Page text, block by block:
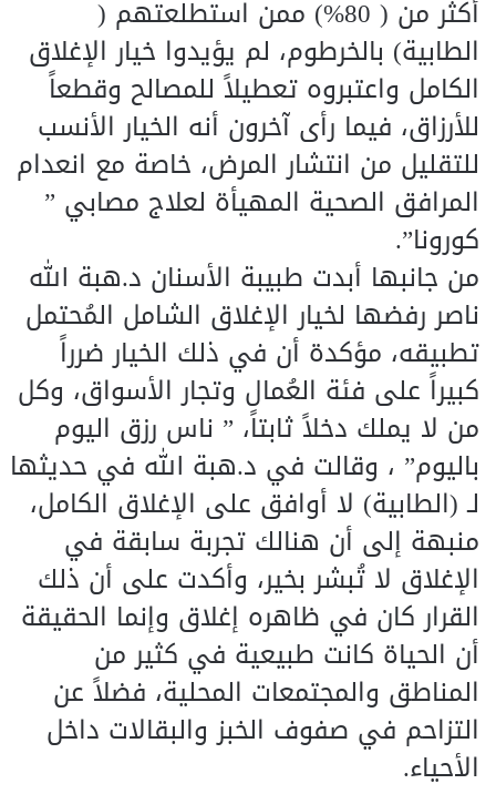
أكثر من ( 80%) ممن استطلعتهم (
الطابية) بالخرطوم، لم يؤيدوا خيار الإغلاق
الكامل واعتبروه تعطيلاً للمصالح وقطعاً
للأرزاق، فيما رأى آخرون أنه الخيار الأنسب
للتقليل من انتشار المرض، خاصة مع انعدام
المرافق الصحية المهيأة لعلاج مصابي ”
كورونا”.
من جانبها أبدت طبيبة الأسنان د.هبة الله
ناصر رفضها لخيار الإغلاق الشامل المُحتمل
تطبيقه، مؤكدة أن في ذلك الخيار ضرراً
كبيراً على فئة العُمال وتجار الأسواق، وكل
من لا يملك دخلاً ثابتاً، ” ناس رزق اليوم
باليوم” ، وقالت في د.هبة الله في حديثها
لـ (الطابية) لا أوافق على الإغلاق الكامل،
منبهة إلى أن هنالك تجربة سابقة في
الإغلاق لا تُبشر بخير، وأكدت على أن ذلك
القرار كان في ظاهره إغلاق وإنما الحقيقة
أن الحياة كانت طبيعية في كثير من
المناطق والمجتمعات المحلية، فضلاً عن
التزاحم في صفوف الخبز والبقالات داخل
الأحياء.